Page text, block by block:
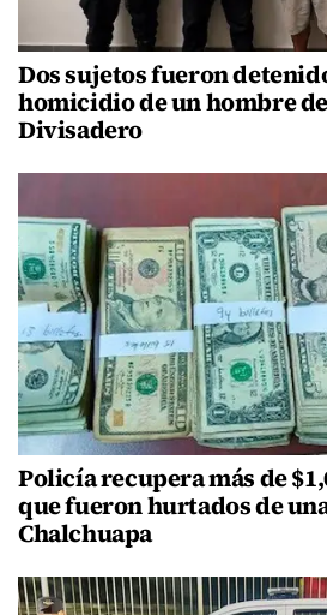
Dos sujetos fueron
homicidio de un hombre de
Divisadero
Policía recupera más de
que fueron hurtados de
Chalchuapa